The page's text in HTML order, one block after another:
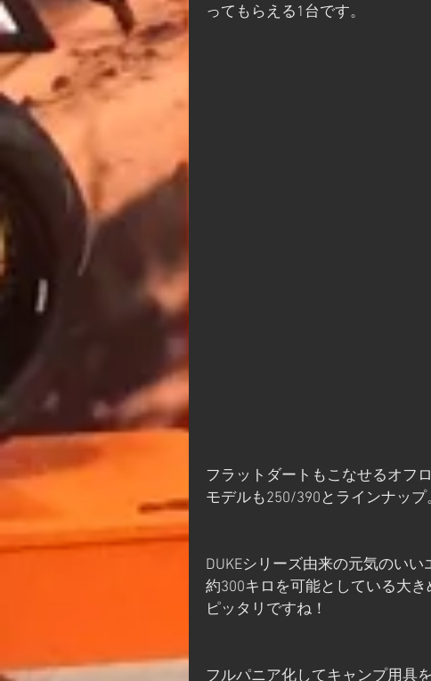
ってもらえる1台です。
フラットダートもこなせるオフ
モデルも250/390とラインナップ
DUKEシリーズ由来の元気のい
約300キロを可能としている大
ピッタリですね！
フルパニア化してキャンプ用具